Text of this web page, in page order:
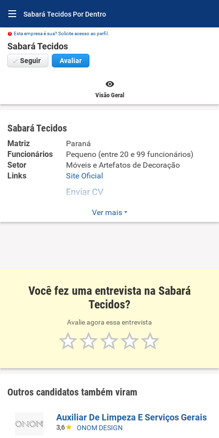
Sabará Tecidos Por Dentro
Esta empresa é sua? Solicite acesso ao perfil.
Sabará Tecidos
Seguir Avaliar
Visão Geral
Sabará Tecidos
Matriz
Paraná
Funcionários
Pequeno (entre 20 e 99 funcionários)
Setor
Móveis e Artefatos de Decoração
Links
Site Oficial
Enviar CV
Sabará Tecidos é especialista em espumas sob medida,
pré-cortes e materiais para estofaria e tapeçaria.
Ver mais
Você fez uma entrevista na Sabará
Tecidos?
Avalie agora essa entrevista
Outros candidatos também viram
Auxiliar De Limpeza E Serviços Gerais
3,6 ONOM DESIGN